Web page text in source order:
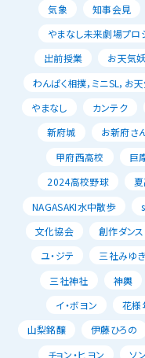
気象
知事会見
やまなし未来劇場プロ
出前授業
お天気
わんぱく相撲，ミニSL，お
やまなし
カンテク
新府城
お新府さ
甲府西高校
巨
2024高校野球
NAGASAKI水中散歩
文化協会
創作ダンス
ユ・ジテ
三社みゆ
三社神社
神輿
イ・ボヨン
花様
山梨銘醸
伊藤ひろの
チョン・ヒヨン
ソ